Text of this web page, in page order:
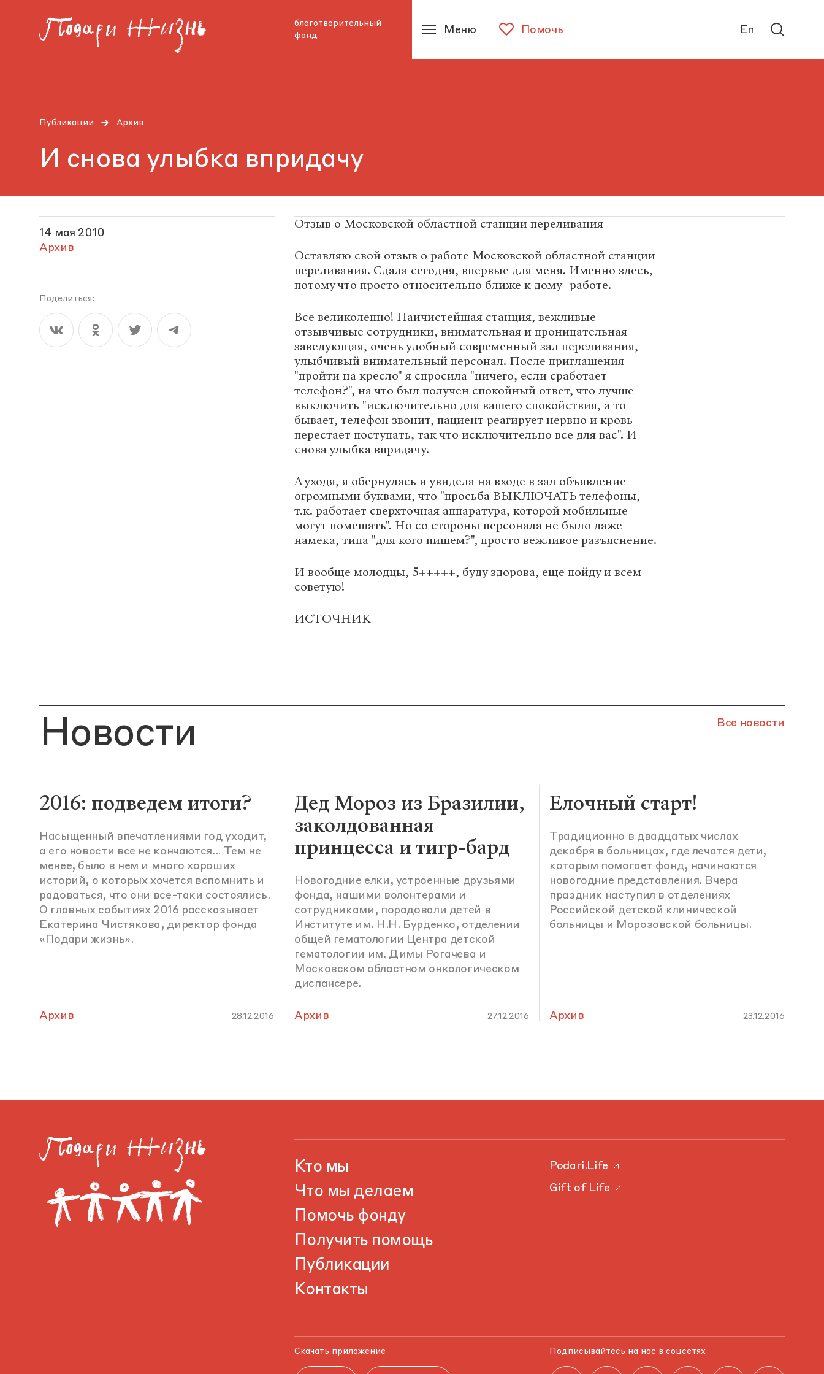
благотворительный
фонд
Помочь
Меню En
Публикации Архив
И снова улыбка впридачу
14 мая 2010
Архив
Поделиться:
Отзыв о Московской областной станции переливания
Оставляю свой отзыв о работе Московской областной станции
переливания. Сдала сегодня, впервые для меня. Именно здесь,
потому что просто относительно ближе к дому- работе.
Все великолепно! Наичистейшая станция, вежливые
отзывчивые сотрудники, внимательная и проницательная
заведующая, очень удобный современный зал переливания,
улыбчивый внимательный персонал. После приглашения
"пройти на кресло" я спросила "ничего, если сработает
телефон?", на что был получен спокойный ответ, что лучше
выключить "исключительно для вашего спокойствия, а то
бывает, телефон звонит, пациент реагирует нервно и кровь
перестает поступать, так что исключительно все для вас". И
снова улыбка впридачу.
А уходя, я обернулась и увидела на входе в зал объявление
огромными буквами, что "просьба ВЫКЛЮЧАТЬ телефоны,
т.к. работает сверхточная аппаратура, которой мобильные
могут помешать". Но со стороны персонала не было даже
намека, типа "для кого пишем?", просто вежливое разъяснение.
И вообще молодцы, 5+++++, буду здорова, еще пойду и всем
советую!
ИСТОЧНИК
Новости Все новости
2016: подведем итоги?
Насыщенный впечатлениями год уходит,
а его новости все не кончаются... Тем не
менее, было в нем и много хороших
историй, о которых хочется вспомнить и
радоваться, что они все-таки состоялись.
О главных событиях 2016 рассказывает
Екатерина Чистякова, директор фонда
«Подари жизнь».
Архив 28.12.2016
Дед Мороз из Бразилии,
заколдованная
принцесса и тигр-бард
Новогодние елки, устроенные друзьями
фонда, нашими волонтерами и
сотрудниками, порадовали детей в
Институте им. Н.Н. Бурденко, отделении
общей гематологии Центра детской
гематологии им. Димы Рогачева и
Московском областном онкологическом
диспансере.
Архив 27.12.2016
Елочный старт!
Традиционно в двадцатых числах
декабря в больницах, где лечатся дети,
которым помогает фонд, начинаются
новогодние представления. Вчера
праздник наступил в отделениях
Российской детской клинической
больницы и Морозовской больницы.
Архив 23.12.2016
Кто мы
Что мы делаем
Помочь фонду
Получить помощь
Публикации
Контакты
Podari.Life
Gift of Life
Скачать приложение Подписывайтесь на нас в соцсетях